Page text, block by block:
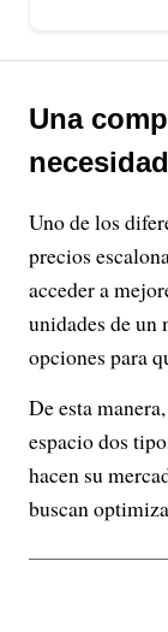
Una
necesidad
Uno de los
precios
acceder a
unidades de un
opciones para
De esta
espacio dos
hacen su
buscan